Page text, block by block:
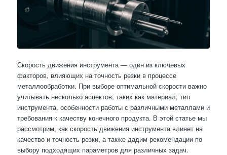
Скорость движения инструмента — один из ключевых
факторов, влияющих на точность резки в процессе
металлообработки. При выборе оптимальной скорости важно
учитывать несколько аспектов, таких как материал, тип
инструмента, особенности работы с различными металлами и
требования к качеству конечного продукта. В этой статье мы
рассмотрим, как скорость движения инструмента влияет на
качество и точность резки, а также дадим рекомендации по
выбору подходящих параметров для различных задач.